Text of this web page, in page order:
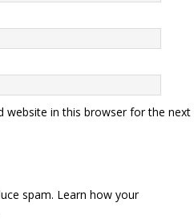
website in this browser for the next
spam. Learn how your